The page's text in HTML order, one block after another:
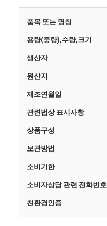
품목 또는 명칭
용량(중량),수량,크기
생산자
원산지
제조연월일
관련법상 표시사항
상품구성
보관방법
소비기한
소비자상담 관련 전화번호
친환경인증